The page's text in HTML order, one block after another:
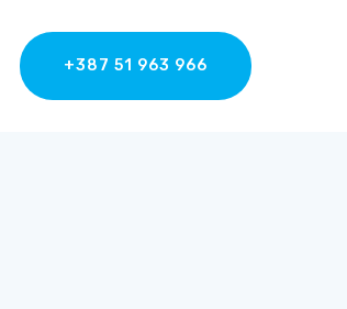
+387 51 963 966